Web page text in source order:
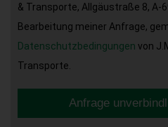
& Transporte, Allgäustraße 8, A-
Bearbeitung meiner Anfrage,
Datenschutzbedingungen von
Transporte.
Anfrage